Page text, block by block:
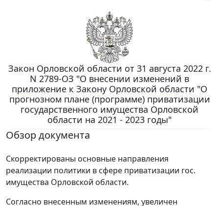
Закон Орловской области от 31 августа 2022 г.
N 2789-ОЗ "О внесении изменений в
приложение к Закону Орловской области "О
прогнозном плане (программе) приватизации
государственного имущества Орловской
области на 2021 - 2023 годы"
Обзор документа
Скорректированы основные направления
реализации политики в сфере приватизации гос.
имущества Орловской области.
Согласно внесенным изменениям, увеличен